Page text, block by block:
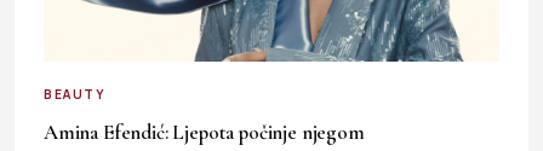
BEAUTY
Amina Efendić: Ljepota počinje njegom